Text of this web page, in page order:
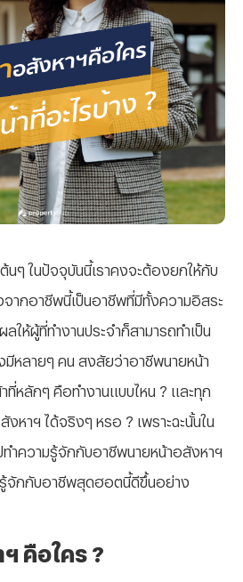
นๆ ในปัจจุบันนี้เราคงจะต้องยกให้กับ
จากอาชีพนี้เป็นอาชีพที่มีทั้งความอิสระ
ให้ผู้ที่ทำงานประจำก็สามารถทำเป็น
มีหลายๆ คน สงสัยว่าอาชีพนายหน้า
ที่หลักๆ คือทำงานแบบไหน ? และทุก
งหาฯ ได้จริงๆ หรอ ? เพราะฉะนั้นใน
ทำความรู้จักกับอาชีพนายหน้าอสังหาฯ
จักกับอาชีพสุดฮอตนี้ดีขึ้นอย่าง
คือใคร ?